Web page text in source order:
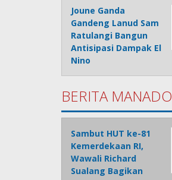
Joune Ganda
Gandeng Lanud Sam
Ratulangi Bangun
Antisipasi Dampak El
Nino
BERITA MANADO
Sambut HUT ke-81
Kemerdekaan RI,
Wawali Richard
Sualang Bagikan